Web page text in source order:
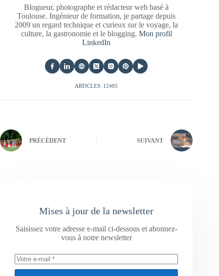
Blogueur, photographe et rédacteur web basé à
Toulouse. Ingénieur de formation, je partage depuis
2009 un regard technique et curieux sur le voyage, la
culture, la gastronomie et le blogging. Mon profil
LinkedIn
ARTICLES: 12405
PRÉCÉDENT SUIVANT
Mises à jour de la newsletter
Saisissez votre adresse e-mail ci-dessous et abonnez-
vous à notre newsletter